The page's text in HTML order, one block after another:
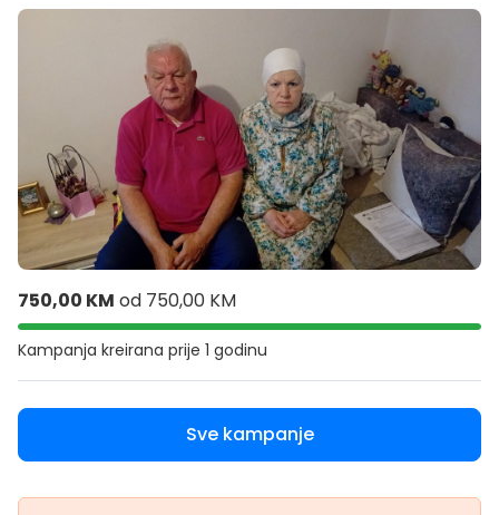
750,00 KM od 750,00 KM
Kampanja kreirana prije 1 godinu
Sve kampanje